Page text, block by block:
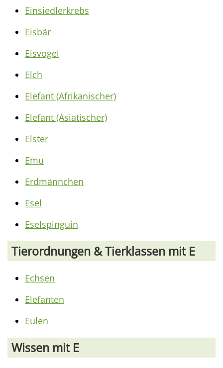
Einsiedlerkrebs
Eisbär
Eisvogel
Elch
Elefant (Afrikanischer)
Elefant (Asiatischer)
Elster
Emu
Erdmännchen
Esel
Eselspinguin
Tierordnungen & Tierklassen mit E
Echsen
Elefanten
Eulen
Wissen mit E